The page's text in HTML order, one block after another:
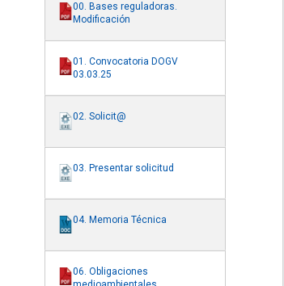
00. Bases reguladoras.
Modificación
01. Convocatoria DOGV
03.03.25
02. Solicit@
03. Presentar solicitud
04. Memoria Técnica
06. Obligaciones